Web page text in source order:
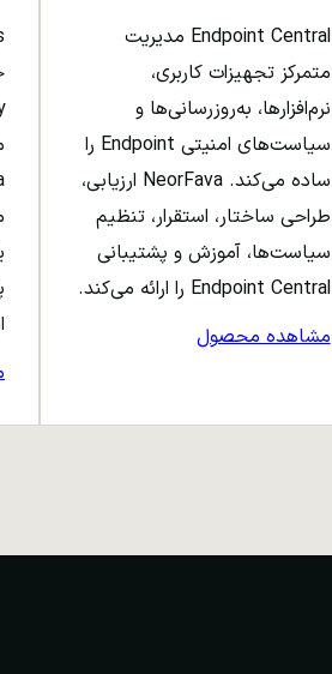
Endpoint Central مدیریت
متمرکز تجهیزات کاربری،
نرم‌افزارها، به‌روزرسانی‌ها و
سیاست‌های امنیتی Endpoint را
ساده می‌کند. NeorFava ارزیابی،
طراحی ساختار، استقرار، تنظیم
سیاست‌ها، آموزش و پشتیبانی
Endpoint Central را ارائه می‌کند.
مشاهده محصول